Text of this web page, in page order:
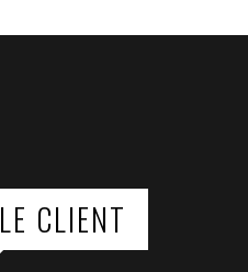
LE CLIENT